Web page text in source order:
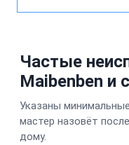
Частые
Maibenben и
Указаны
мастер назовёт
дому.